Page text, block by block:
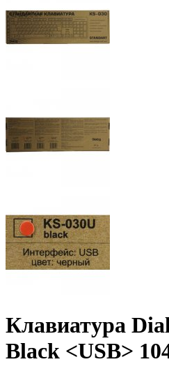
Клавиатура
Black <USB>